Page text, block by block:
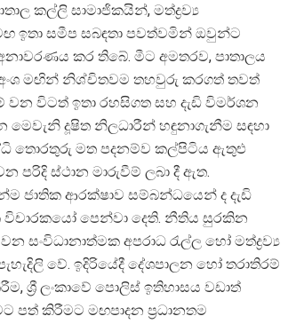
කල්ලි සාමාජිකයින්, මත්ද්රව්
ඉතා සමීප සබඳතා පවත්වමින් ඔවුන්ට
අනාවරණය කර තිබේ. මීට අමතරව, පාතාලය
අංශ මඟින් නිශ්චිතවම තහවුරු කරගත් තවත්
විටත් ඉතා රහසිගත සහ දැඩි විමර්ශන
දූෂිත නිලධාරීන් හඳුනාගැනීම සඳහා
තොරතුරු මත පදනම්ව කල්පිටිය ඇතුළු
පරිදි ස්ථාන මාරුවීම් ලබා දී ඇත.
ජාතික ආරක්ෂාව සම්බන්ධයෙන් ද දැඩි
පෙන්වා දෙති. නීතිය සුරකින
වන සංවිධානාත්මක අපරාධ රැල්ල හෝ මත්ද්රව්
වේ. ඉදිරියේදී දේශපාලන හෝ තරාතිරම්
ශ් රී ලංකාවේ පොලිස් ඉතිහාසය වඩාත්
පත් කිරීමට මඟපාදන ප්රධානතම